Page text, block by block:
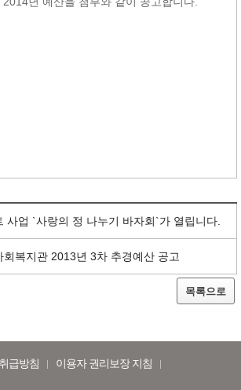
사업 `사랑의 정 나누기 바자회`가 열립니다.
회복지관 2013년 3차 추경예산 공고
목록으로
급방침
이용자 권리보장 지침